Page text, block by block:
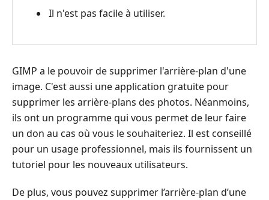
Il n'est pas facile à utiliser.
GIMP a le pouvoir de supprimer l'arrière-plan d'une
image. C'est aussi une application gratuite pour
supprimer les arrière-plans des photos. Néanmoins,
ils ont un programme qui vous permet de leur faire
un don au cas où vous le souhaiteriez. Il est conseillé
pour un usage professionnel, mais ils fournissent un
tutoriel pour les nouveaux utilisateurs.
De plus, vous pouvez supprimer l’arrière-plan d’une